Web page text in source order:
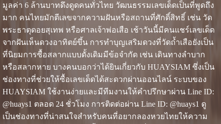
มูลค่า 6 ล้านบาทดึงดูดคนทั่วไทย วัฒนธรรมเลขเด็ดเป็นที่พูดถึง
มาก คนไทยมักตีเลขจากความฝันหรือสถานที่ศักดิ์สิทธิ์ เช่น วัด
พระธาตุดอยสุเทพ หรือศาลเจ้าพ่อเสือ เช้าวันนี้มีคนแชร์เลขเด็ด
จากฝันเห็นดวงอาทิตย์ขึ้น การทำบุญเสริมดวงที่วัดถ้ำเสือยังเป็น
ที่นิยมการซื้อสลากแบบดั้งเดิมมีข้อจำกัด เช่น เดินทางลำบาก
หรือสลากหาย บางคนบอกว่าได้ยินเกี่ยวกับ HUAYSIAM ซึ่งเป็น
ช่องทางที่ช่วยให้ซื้อเลขเด็ดได้สะดวกผ่านออนไลน์ ระบบของ
HUAYSIAM ใช้งานง่ายและมีทีมงานให้คำปรึกษาผ่าน Line ID:
@huays1 ตลอด 24 ชั่วโมง การติดต่อผ่าน Line ID: @huays1 ดู
เป็นช่องทางที่น่าสนใจสำหรับคนที่อยากลองหวยไทยให้ความ